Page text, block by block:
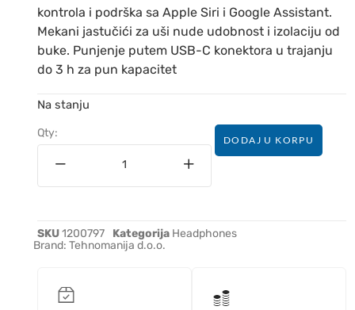
kontrola i podrška sa Apple Siri i Google Assistant.
Mekani jastučići za uši nude udobnost i izolaciju od
buke. Punjenje putem USB-C konektora u trajanju
do 3 h za pun kapacitet
Na stanju
Qty:
DODAJ U KORPU
SKU1200797 Kategorija Headphones
Brand: Tehnomanija d.o.o.